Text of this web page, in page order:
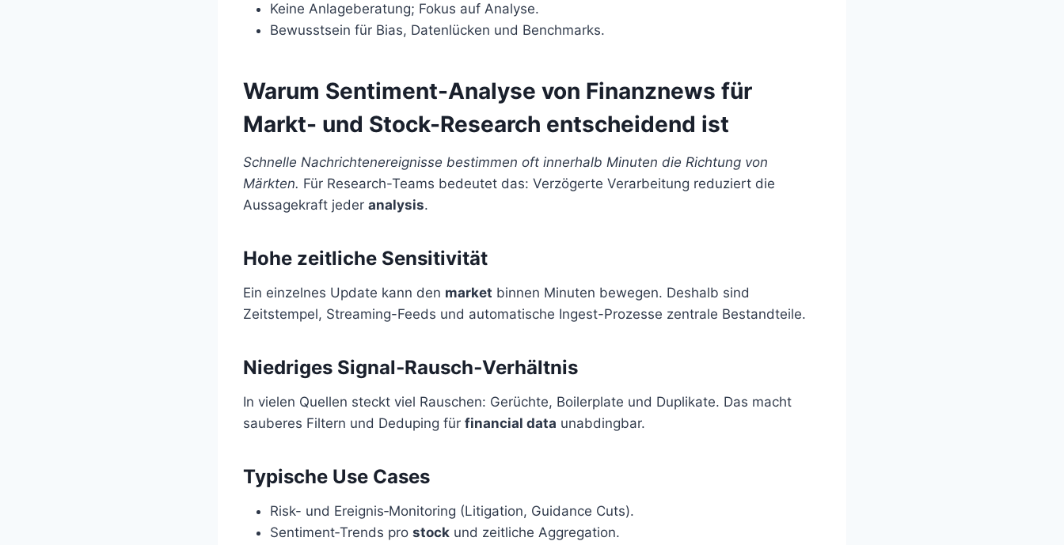
Keine Anlageberatung; Fokus auf Analyse.
Bewusstsein für Bias, Datenlücken und Benchmarks.
Warum Sentiment-Analyse von Finanznews für
Markt- und Stock-Research entscheidend ist
Schnelle Nachrichtenereignisse bestimmen oft innerhalb Minuten die Richtung von
Märkten. Für Research-Teams bedeutet das: Verzögerte Verarbeitung reduziert die
Aussagekraft jeder analysis.
Hohe zeitliche Sensitivität
Ein einzelnes Update kann den market binnen Minuten bewegen. Deshalb sind
Zeitstempel, Streaming-Feeds und automatische Ingest-Prozesse zentrale Bestandteile.
Niedriges Signal‑Rausch‑Verhältnis
In vielen Quellen steckt viel Rauschen: Gerüchte, Boilerplate und Duplikate. Das macht
sauberes Filtern und Deduping für financial data unabdingbar.
Typische Use Cases
Risk- und Ereignis‑Monitoring (Litigation, Guidance Cuts).
Sentiment‑Trends pro stock und zeitliche Aggregation.